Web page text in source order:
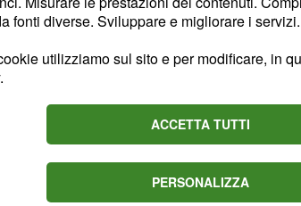
la fantasia e la
la passione risulterà
si divertiranno a
e alla tv, oggigiorno
Domenica vi
ritroverete a fare molto
ai fornelli e finirete
fonti diverse. Sviluppare e migliorare i
utilizziamo sul sito e per modificare, in
.
ACCETTA TUTTI
PERSONALIZZA